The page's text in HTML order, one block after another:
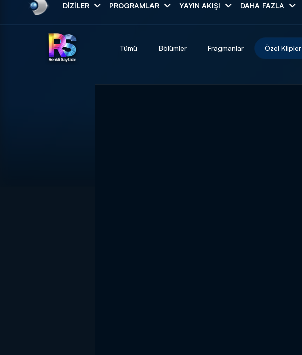
DIZILER PROGRAMLAR YAYIN AKIŞI DAHA FAZLA
Tümü Bölümler Fragmanlar Özel Klipler